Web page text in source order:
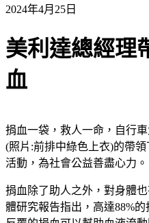
2024年4月25日
美利達總經理
血
捐血一袋，救人一命，自行
(照片:前排中綠色上衣)的帶
活動，為社會公益善盡心力。
捐血除了助人之外，對身體
體研究報告指出，高達88%